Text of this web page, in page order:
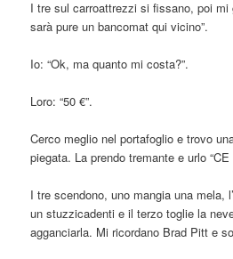
I tre sul carroattrezzi si fissano, poi mi
sarà pure un bancomat qui vicino”.
Io: “Ok, ma quanto mi costa?”.
Loro: “50 €”.
Cerco meglio nel portafoglio e trovo
piegata. La prendo tremante e urlo
I tre scendono, uno mangia una mela,
un stuzzicadenti e il terzo toglie la
agganciarla. Mi ricordano Brad Pitt e